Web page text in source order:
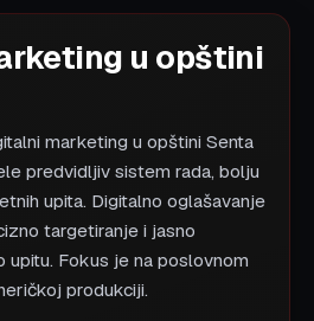
u opštini
marketing u opštini Senta
predvidljiv sistem rada, bolju
upita. Digitalno oglašavanje
targetiranje i jasno
Fokus je na poslovnom
produkciji.